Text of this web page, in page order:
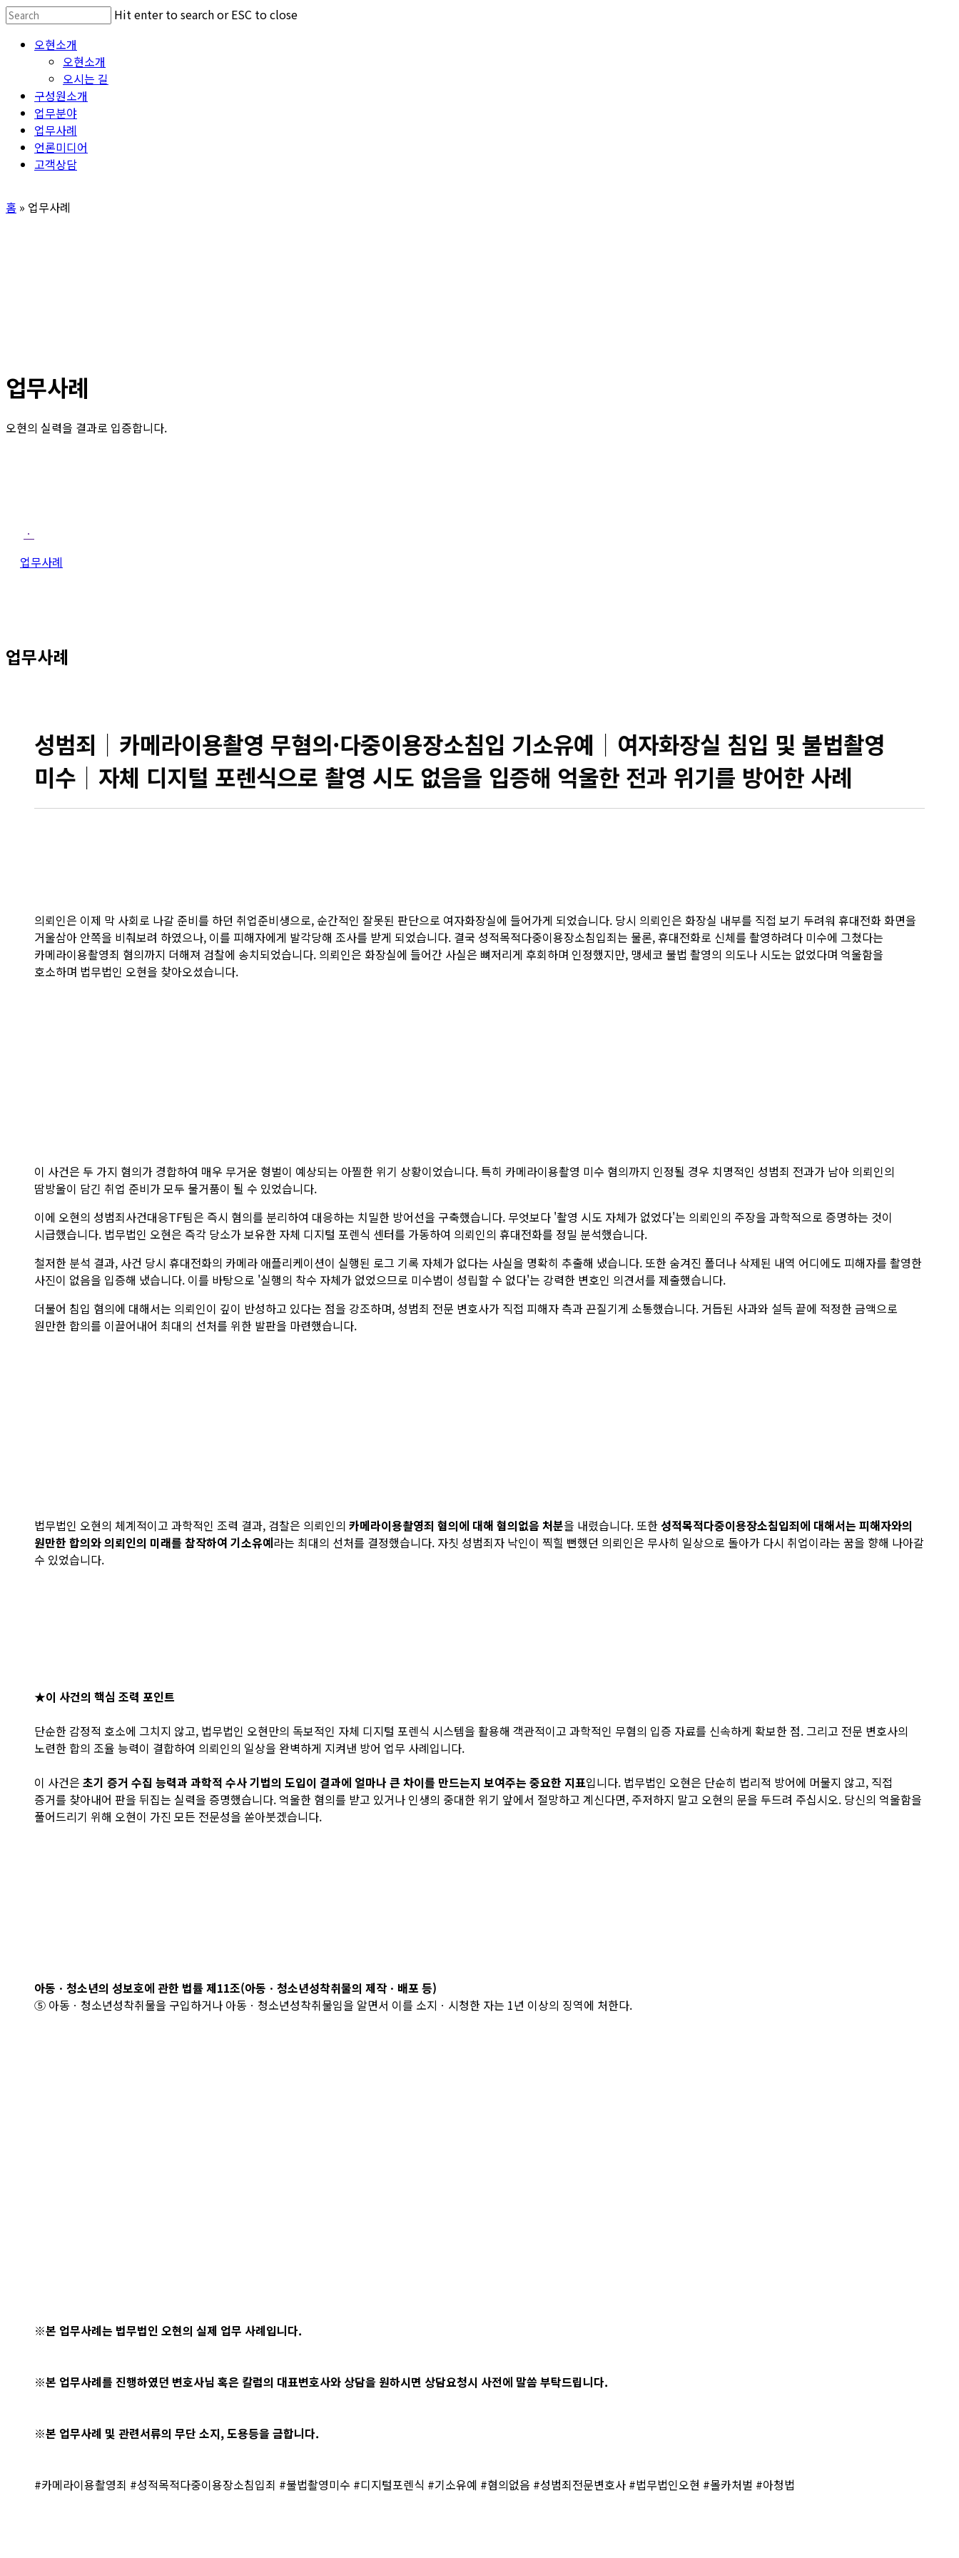
Skip
main
Hit enter to search or ESC to close
Search
Menu 오현소개
오현소개
오시는 길
구성원소개
업무분야
업무사례
언론미디어
고객상담
홈 » 업무사례
업무사례
오현의 실력을 결과로 입증합니다.
ㆍ
업무사례
업무사례
성범죄│카메라이용촬영 무혐의·다중이용장소침입 기소유예│여자화장실 침입 및 불법촬영
미수│자체 디지털 포렌식으로 촬영 시도 없음을 입증해 억울한 전과 위기를 방어한 사례
의뢰인은 이제 막 사회로 나갈 준비를 하던 취업준비생으로, 순간적인 잘못된 판단으로 여자화장실에 들어가게 되었습니다. 당시 의뢰인은 화장실 내부를 직접 보기 두려워 휴대전화 화면을
거울삼아 안쪽을 비춰보려 하였으나, 이를 피해자에게 발각당해 조사를 받게 되었습니다. 결국 성적목적다중이용장소침입죄는 물론, 휴대전화로 신체를 촬영하려다 미수에 그쳤다는
카메라이용촬영죄 혐의까지 더해져 검찰에 송치되었습니다. 의뢰인은 화장실에 들어간 사실은 뼈저리게 후회하며 인정했지만, 맹세코 불법 촬영의 의도나 시도는 없었다며 억울함을
호소하며 법무법인 오현을 찾아오셨습니다.
이 사건은 두 가지 혐의가 경합하여 매우 무거운 형벌이 예상되는 아찔한 위기 상황이었습니다. 특히 카메라이용촬영 미수 혐의까지 인정될 경우 치명적인 성범죄 전과가 남아 의뢰인의
땀방울이 담긴 취업 준비가 모두 물거품이 될 수 있었습니다.
이에 오현의 성범죄사건대응TF팀은 즉시 혐의를 분리하여 대응하는 치밀한 방어선을 구축했습니다. 무엇보다 '촬영 시도 자체가 없었다'는 의뢰인의 주장을 과학적으로 증명하는 것이
시급했습니다. 법무법인 오현은 즉각 당소가 보유한 자체 디지털 포렌식 센터를 가동하여 의뢰인의 휴대전화를 정밀 분석했습니다.
철저한 분석 결과, 사건 당시 휴대전화의 카메라 애플리케이션이 실행된 로그 기록 자체가 없다는 사실을 명확히 추출해 냈습니다. 또한 숨겨진 폴더나 삭제된 내역 어디에도 피해자를 촬영한
사진이 없음을 입증해 냈습니다. 이를 바탕으로 '실행의 착수 자체가 없었으므로 미수범이 성립할 수 없다'는 강력한 변호인 의견서를 제출했습니다.
더불어 침입 혐의에 대해서는 의뢰인이 깊이 반성하고 있다는 점을 강조하며, 성범죄 전문 변호사가 직접 피해자 측과 끈질기게 소통했습니다. 거듭된 사과와 설득 끝에 적정한 금액으로
원만한 합의를 이끌어내어 최대의 선처를 위한 발판을 마련했습니다.
법무법인 오현의 체계적이고 과학적인 조력 결과, 검찰은 의뢰인의 카메라이용촬영죄 혐의에 대해 혐의없음 처분을 내렸습니다. 또한성적목적다중이용장소침입죄에 대해서는 피해자와의
원만한 합의와 의뢰인의 미래를 참작하여 기소유예라는 최대의 선처를 결정했습니다. 자칫 성범죄자 낙인이 찍힐 뻔했던 의뢰인은 무사히 일상으로 돌아가 다시 취업이라는 꿈을 향해 나아갈
수 있었습니다.
★이 사건의 핵심 조력 포인트
단순한 감정적 호소에 그치지 않고, 법무법인 오현만의 독보적인 자체 디지털 포렌식 시스템을 활용해 객관적이고 과학적인 무혐의 입증 자료를 신속하게 확보한 점. 그리고 전문 변호사의
노련한 합의 조율 능력이 결합하여 의뢰인의 일상을 완벽하게 지켜낸 방어 업무 사례입니다.
이 사건은 초기 증거 수집 능력과 과학적 수사 기법의 도입이 결과에 얼마나 큰 차이를 만드는지 보여주는 중요한 지표입니다. 법무법인 오현은 단순히 법리적 방어에 머물지 않고, 직접
증거를 찾아내어 판을 뒤집는 실력을 증명했습니다. 억울한 혐의를 받고 있거나 인생의 중대한 위기 앞에서 절망하고 계신다면, 주저하지 말고 오현의 문을 두드려 주십시오. 당신의 억울함을
풀어드리기 위해 오현이 가진 모든 전문성을 쏟아붓겠습니다.
아동ㆍ청소년의 성보호에 관한 법률 제11조(아동ㆍ청소년성착취물의 제작ㆍ배포 등)
⑤ 아동ㆍ청소년성착취물을 구입하거나 아동ㆍ청소년성착취물임을 알면서 이를 소지ㆍ시청한 자는 1년 이상의 징역에 처한다.
※본 업무사례는 법무법인 오현의 실제 업무 사례입니다.
※본 업무사례를 진행하였던 변호사님 혹은 칼럼의 대표변호사와 상담을 원하시면 상담요청시 사전에 말씀 부탁드립니다.
※본 업무사례 및 관련서류의 무단 소지, 도용등을 금합니다.
#카메라이용촬영죄 #성적목적다중이용장소침입죄 #불법촬영미수 #디지털포렌식 #기소유예 #혐의없음 #성범죄전문변호사 #법무법인오현 #몰카처벌 #아청법